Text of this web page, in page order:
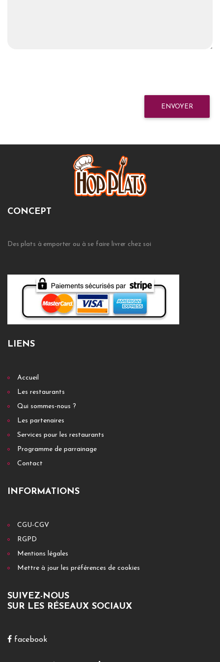
ENVOYER
CONCEPT
Des plats à emporter ou à se faire livrer chez soi
LIENS
Accueil
Les restaurants
Qui sommes-nous ?
Les partenaires
Services pour les restaurants
Programme de parrainage
Contact
INFORMATIONS
CGU-CGV
RGPD
Mentions légales
Mettre à jour les préférences de cookies
SUIVEZ-NOUS
SUR LES RÉSEAUX SOCIAUX
facebook